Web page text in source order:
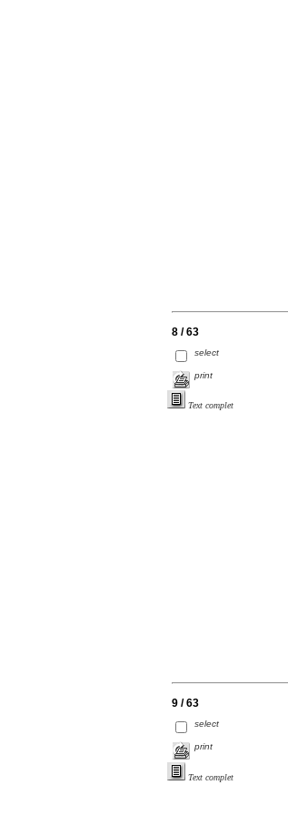
8 / 63
select
print
Text complet
9 / 63
select
print
Text complet